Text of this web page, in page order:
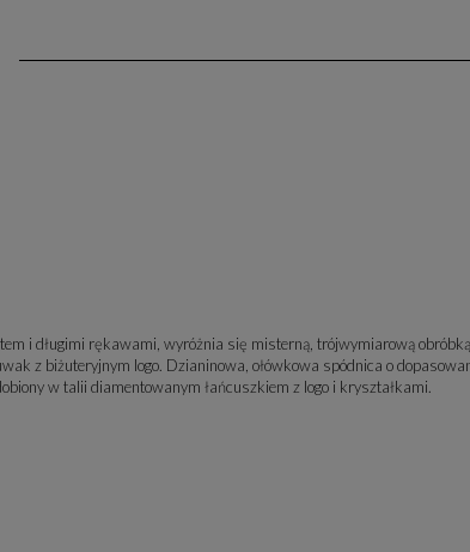
i długimi rękawami, wyróżnia się misterną, trójwymiarową obróbką
z biżuteryjnym logo. Dzianinowa, ołówkowa spódnica o
w talii diamentowanym łańcuszkiem z logo i kryształkami.